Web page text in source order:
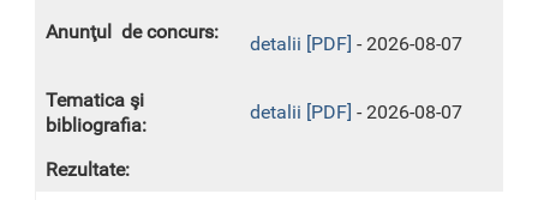
detalii [PDF] - 2026-08-07
detalii [PDF] - 2026-08-07